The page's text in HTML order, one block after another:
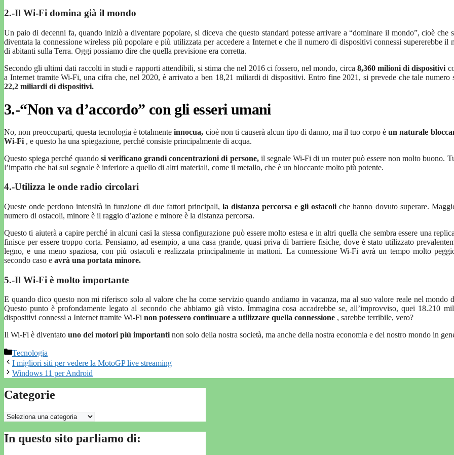
2.-Il Wi-Fi domina già il mondo
Un paio di decenni fa, quando iniziò a diventare popolare, si diceva che questo standard potesse arrivare a “dominare il mondo”, cioè che
diventata la connessione wireless più popolare e più utilizzata per accedere a Internet e che il numero di dispositivi connessi supererebbe il
di abitanti sulla Terra. Oggi possiamo dire che quella previsione era corretta.
Secondo gli ultimi dati raccolti in studi e rapporti attendibili, si stima che nel 2016 ci fossero, nel mondo, circa 8,360 milioni di dispositivi
a Internet tramite Wi-Fi, una cifra che, nel 2020, è arrivato a ben 18,21 miliardi di dispositivi. Entro fine 2021, si prevede che tale numero
22,2 miliardi di dispositivi.
3.-“Non va d’accordo” con gli esseri umani
No, non preoccuparti, questa tecnologia è totalmenteinnocua, cioè non ti causerà alcun tipo di danno, ma il tuo corpo èun naturale
Wi-Fi , e questo ha una spiegazione, perché consiste principalmente di acqua.
Questo spiega perché quando si verificano grandi concentrazioni di persone, il segnale Wi-Fi di un router può essere non molto buono.
l’impatto che hai sul segnale è inferiore a quello di altri materiali, come il metallo, che è un bloccante molto più potente.
4.-Utilizza le onde radio circolari
Queste onde perdono intensità in funzione di due fattori principali,la distanza percorsa e gli ostacoliche hanno dovuto superare.
numero di ostacoli, minore è il raggio d’azione e minore è la distanza percorsa.
Questo ti aiuterà a capire perché in alcuni casi la stessa configurazione può essere molto estesa e in altri quella che sembra essere una
finisce per essere troppo corta. Pensiamo, ad esempio, a una casa grande, quasi priva di barriere fisiche, dove è stato utilizzato
legno, e una meno spaziosa, con più ostacoli e realizzata principalmente in mattoni. La connessione Wi-Fi avrà un tempo molto
secondo caso e avrà una portata minore.
5.-Il Wi-Fi è molto importante
E quando dico questo non mi riferisco solo al valore che ha come servizio quando andiamo in vacanza, ma al suo valore reale nel mondo
Questo punto è profondamente legato al secondo che abbiamo già visto. Immagina cosa accadrebbe se, all’improvviso, quei 18.210
dispositivi connessi a Internet tramite Wi-Fi non potessero continuare a utilizzare quella connessione , sarebbe terribile, vero?
Il Wi-Fi è diventato uno dei motori più importantinon solo della nostra società, ma anche della nostra economia e del nostro mondo in
Categorie
Tecnologia
I migliori siti per vedere la MotoGP live streaming
Windows 11 per Android
Categorie
Categorie
In questo sito parliamo di: